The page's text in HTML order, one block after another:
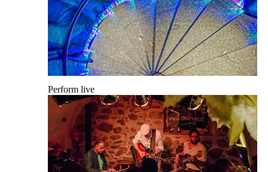
Perform live